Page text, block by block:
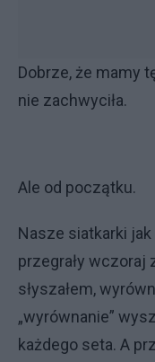
Dobrze, że mamy
nie zachwyciła.
Ale od początku.
Nasze siatkarki
przegrały wczoraj
słyszałem,
„wyrównanie”
każdego seta. A